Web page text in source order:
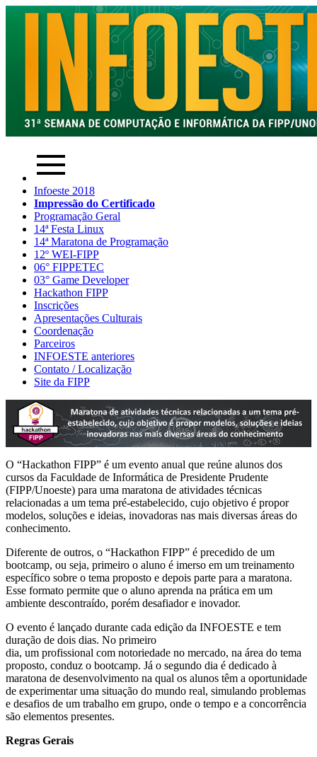
Infoeste 2018
Impressão do Certificado
Programação Geral
14ª Festa Linux
14ª Maratona de Programação
12º WEI-FIPP
06° FIPPETEC
03° Game Developer
Hackathon FIPP
Inscrições
Apresentações Culturais
Coordenação
Parceiros
INFOESTE anteriores
Contato / Localização
Site da FIPP
O “Hackathon FIPP” é um evento anual que reúne alunos dos
cursos da Faculdade de Informática de Presidente Prudente
(FIPP/Unoeste) para uma maratona de atividades técnicas
relacionadas a um tema pré-estabelecido, cujo objetivo é propor
modelos, soluções e ideias, inovadoras nas mais diversas áreas do
conhecimento.
Diferente de outros, o “Hackathon FIPP” é precedido de um
bootcamp, ou seja, primeiro o aluno é imerso em um treinamento
específico sobre o tema proposto e depois parte para a maratona.
Esse formato permite que o aluno aprenda na prática em um
ambiente descontraído, porém desafiador e inovador.
O evento é lançado durante cada edição da INFOESTE e tem
duração de dois dias. No primeiro
dia, um profissional com notoriedade no mercado, na área do tema
proposto, conduz o bootcamp. Já o segundo dia é dedicado à
maratona de desenvolvimento na qual os alunos têm a oportunidade
de experimentar uma situação do mundo real, simulando problemas
e desafios de um trabalho em grupo, onde o tempo e a concorrência
são elementos presentes.
Regras Gerais